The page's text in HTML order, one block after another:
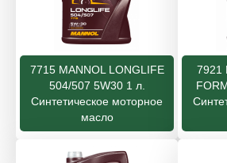
7715 MANNOL LONGLIFE
504/507 5W30 1 л.
Синтетическое моторное
масло
7921